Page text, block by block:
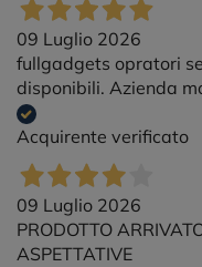
09 Luglio 2026
fullgadgets opratori
disponibili. Azienda
Acquirente verificato
09 Luglio 2026
PRODOTTO
ASPETTATIVE